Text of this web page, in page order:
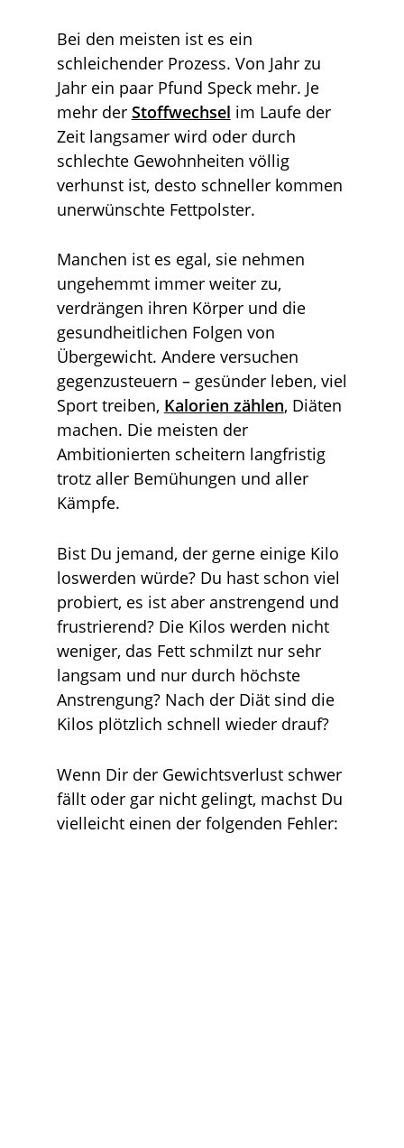
Bei den meisten ist es ein
schleichender Prozess. Von Jahr zu
Jahr ein paar Pfund Speck mehr. Je
mehr der Stoffwechsel im Laufe der
Zeit langsamer wird oder durch
schlechte Gewohnheiten völlig
verhunst ist, desto schneller kommen
unerwünschte Fettpolster.
Manchen ist es egal, sie nehmen
ungehemmt immer weiter zu,
verdrängen ihren Körper und die
gesundheitlichen Folgen von
Übergewicht. Andere versuchen
gegenzusteuern – gesünder leben, viel
Sport treiben, Kalorien zählen, Diäten
machen. Die meisten der
Ambitionierten scheitern langfristig
trotz aller Bemühungen und aller
Kämpfe.
Bist Du jemand, der gerne einige Kilo
loswerden würde? Du hast schon viel
probiert, es ist aber anstrengend und
frustrierend? Die Kilos werden nicht
weniger, das Fett schmilzt nur sehr
langsam und nur durch höchste
Anstrengung? Nach der Diät sind die
Kilos plötzlich schnell wieder drauf?
Wenn Dir der Gewichtsverlust schwer
fällt oder gar nicht gelingt, machst Du
vielleicht einen der folgenden Fehler: